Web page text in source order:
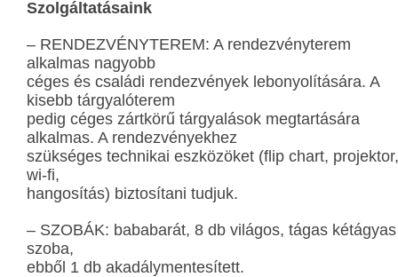
Szolgáltatásaink
– RENDEZVÉNYTEREM: A rendezvényterem
alkalmas nagyobb
céges és családi rendezvények lebonyolítására. A
kisebb tárgyalóterem
pedig céges zártkörű tárgyalások megtartására
alkalmas. A rendezvényekhez
szükséges technikai eszközöket (flip chart, projektor,
wi-fi,
hangosítás) biztosítani tudjuk.
– SZOBÁK: bababarát, 8 db világos, tágas kétágyas
szoba,
ebből 1 db akadálymentesített.